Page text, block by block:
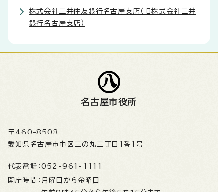
株式会社三井住友銀行名古屋支店（旧株式会社三井
銀行名古屋支店）
名古屋市役所
〒460-8508
愛知県名古屋市中区三の丸三丁目1番1号
代表電話： 052-961-1111
開庁時間： 月曜日から金曜日